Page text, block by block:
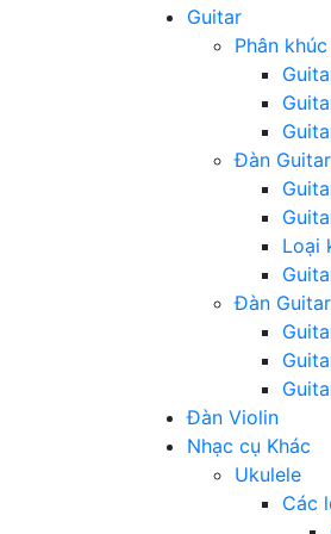
Guitar
Phân
Đàn
Loại
Đàn
Đàn Violin
Nhạc cụ Khác
Ukulele
Các